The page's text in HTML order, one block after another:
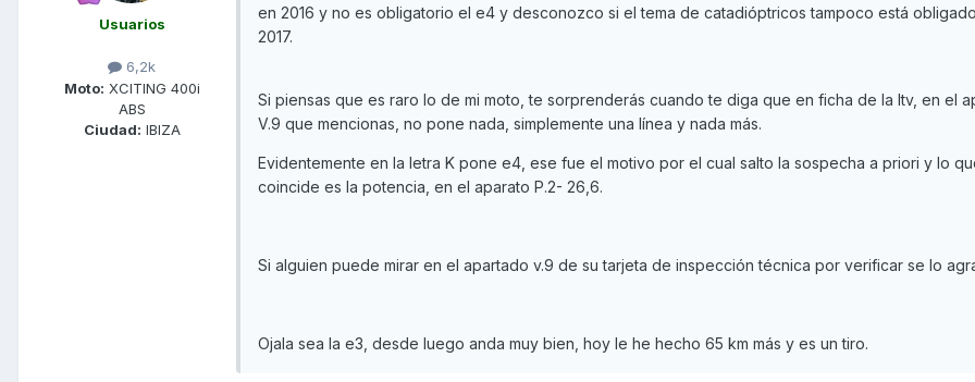
Usuarios
6,2k
Moto: XCITING 400i
ABS
Ciudad: IBIZA
en 2016 y no es obligatorio el e4 y desconozco si el tema de catadióptricos tampoco está
2017.
Si piensas que es raro lo de mi moto, te sorprenderás cuando te diga que en ficha de la Itv, en el
V.9 que mencionas, no pone nada, simplemente una línea y nada más.
Evidentemente en la letra K pone e4, ese fue el motivo por el cual salto la sospecha a priori y lo
coincide es la potencia, en el aparato P.2- 26,6.
Si alguien puede mirar en el apartado v.9 de su tarjeta de inspección técnica por verificar se lo
Ojala sea la e3, desde luego anda muy bien, hoy le he hecho 65 km más y es un tiro.